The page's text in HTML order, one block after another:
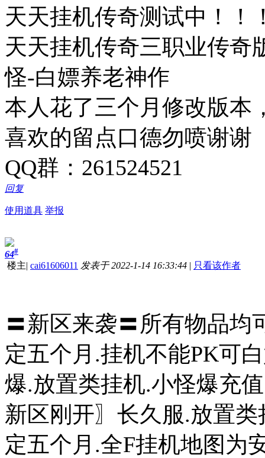
天天挂机传奇测试中！！
天天挂机传奇三职业传奇
怪-白嫖养老神作
本人花了三个月修改版本
喜欢的留点口德勿喷谢谢
QQ群：261524521
回复
使用道具 举报
64#
楼主| cai61606011 发表于 2022-1-14 16:33:44 | 只看该作者
〓新区来袭〓所有物品均
定五个月.挂机不能PK可
爆.放置类挂机.小怪爆充
新区刚开〗长久服.放置
定五个月.全F挂机地图为